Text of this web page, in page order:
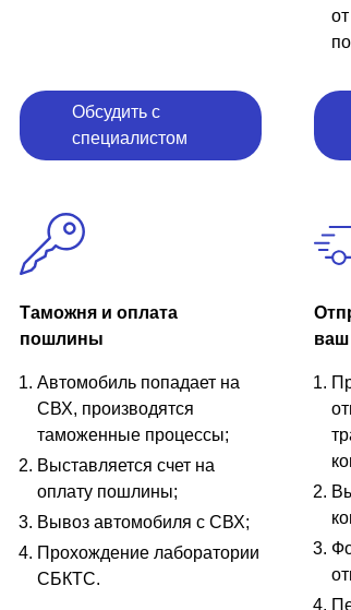
Обсудить с
специалистом
Таможня и оплата
пошлины
Автомобиль попадает на
СВХ, производятся
таможенные процессы;
Выставляется счет на
оплату пошлины;
Вывоз автомобиля с СВХ;
Прохождение лаборатории
СБКТС.
ваш